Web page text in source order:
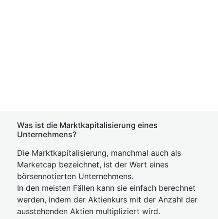
Was ist die Marktkapitalisierung eines
Unternehmens?
Die Marktkapitalisierung, manchmal auch als
Marketcap bezeichnet, ist der Wert eines
börsennotierten Unternehmens.
In den meisten Fällen kann sie einfach berechnet
werden, indem der Aktienkurs mit der Anzahl der
ausstehenden Aktien multipliziert wird.